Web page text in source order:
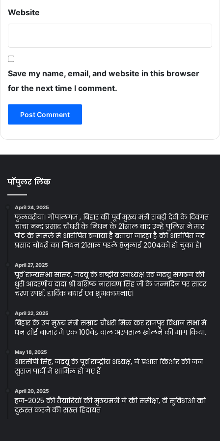
Website
Save my name, email, and website in this browser
for the next time I comment.
पॉपुलर लिंक
April 24, 2025
फुलवरीया। गोपालगंज , बिहार की पूर्व मुख्य मंत्री राबड़ी देवी के दिवंगत
चाचा नन्द प्रसाद चौधरी के निधन के 21साल बाद उन्हे पुलिस ने मार
पीट के मामले मे आरोपित बनाया है बताया जारहा है की आरोपित नंद
प्रसाद चौधरी का निधन 21साल पहले 8जुलाई 2004को हो चुका है।
April 27, 2025
पूर्व राज्यसभा सांसद, जदयू के राष्ट्रीय उपाध्यक्ष एवं जदयू संगठन की
धुरी आदरणीय दादा श्री बशिष्ठ नारायण सिंह जी के जन्मदिन पर सादर
चरण स्पर्श, हार्दिक बधाई एवं शुभकामनाएं।
April 22, 2025
बिहार के उप मुख्य मंत्री सम्राट चौधरी मिल कर राजपुर विधान सभा मे
धन सोई बाजार मे एक 100वेड वाल अस्पताल खोलने की मांग किया.
May 18, 2025
आरसीपी सिंह, जदयू के पूर्व राष्ट्रीय अध्यक्ष, ने प्रशांत किशोर की जन
सुराज पार्टी में शामिल हो गए हैं
April 20, 2025
हज-2025 की तैयारियों की मुख्यमंत्री ने की समीक्षा, दी सुविधाओं को
दुरुस्त करने की सख्त हिदायत